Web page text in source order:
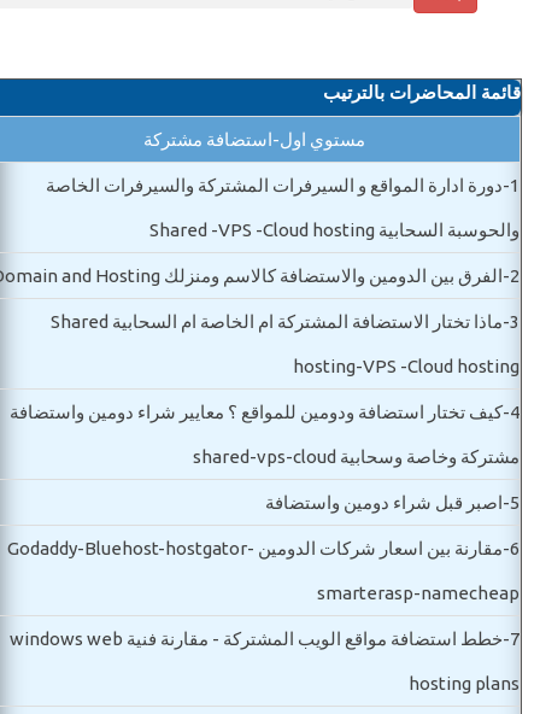
قائمة المحاضرات بالترتيب
مستوي اول-استضافة مشتركة
1- دورة ادارة المواقع و السيرفرات المشتركة والسيرفرات الخاصة
والحوسبة السحابية Shared -VPS -Cloud hosting
2- الفرق بين الدومين والاستضافة كالاسم ومنزلك Domain and Hosting
3- ماذا تختار الاستضافة المشتركة ام الخاصة ام السحابية Shared
hosting-VPS -Cloud hosting
4- كيف تختار استضافة ودومين للمواقع ؟ معايير شراء دومين واستضافة
مشتركة وخاصة وسحابية shared-vps-cloud
5- اصبر قبل شراء دومين واستضافة
6- مقارنة بين اسعار شركات الدومين Godaddy-Bluehost-hostgator-
smarterasp-namecheap
7- خطط استضافة مواقع الويب المشتركة - مقارنة فنية windows web
hosting plans